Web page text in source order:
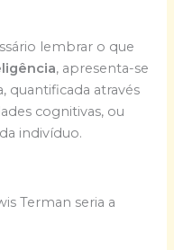
lembrar o que
, apresenta-se
quantificada através
cognitivas, ou
indivíduo.
Terman seria a